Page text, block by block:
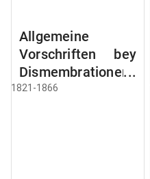
Allgemeine
Vorschriften bey
Dismembrationen
Domainen-
1821-1866